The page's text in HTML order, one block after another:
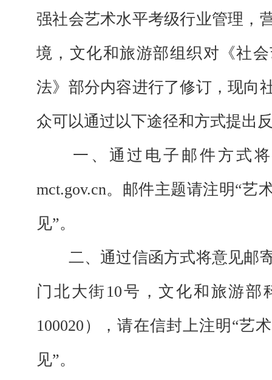
强社会艺术水平考级行业管理，
境，文化和旅游部组织对《社
法》部分内容进行了修订，现向
众可以通过以下途径和方式提出
一、通过电子邮件方式
mct.gov.cn。邮件主题请注明“艺
见”。
二、通过信函方式将意见邮
门北大街 10号，文化和旅游部
100020 ），请在信封上注明“艺
见”。